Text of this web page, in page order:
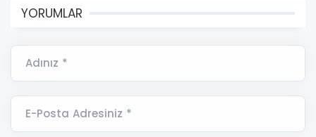
YORUMLAR
Adınız *
E-Posta Adresiniz *